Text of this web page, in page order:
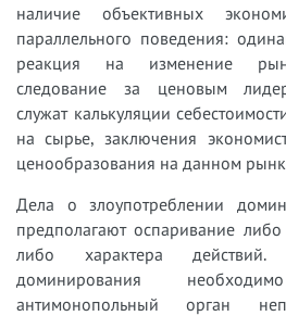
наличие объективных
параллельного поведения:
реакция на изменение
следование за ценовым
служат калькуляции
на сырье, заключения
ценообразования на данном
Дела о злоупотреблении
предполагают оспаривание
либо характера
доминирования
антимонопольный орган